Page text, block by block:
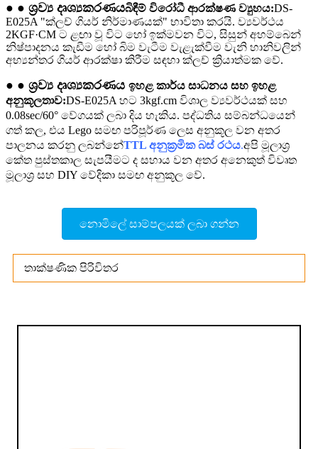
● ● ශ්‍රව්‍ය දෘශ්‍යකරණයබිඳීම් විරෝධී ආරක්ෂණ ව්‍යුහය:DS-
E025A "ක්ලච් ගියර් නිර්මාණයක්" භාවිතා කරයි. ව්‍යවර්ථය
2KGF·CM ට ළඟා වූ විට හෝ ඉක්මවන විට, සිසුන් අහම්බෙන්
නිෂ්පාදනය කැඩීම හෝ බිම වැටීම වැළැක්වීම වැනි හානිවලින්
අභ්‍යන්තර ගියර් ආරක්ෂා කිරීම සඳහා ක්ලච් ක්‍රියාත්මක වේ.
● ● ශ්‍රව්‍ය දෘශ්‍යකරණය ඉහළ කාර්ය සාධනය සහ ඉහළ
අනුකූලතාව:DS-E025A හට 3kgf.cm විශාල ව්‍යවර්ථයක් සහ
0.08sec/60° වේගයක් ලබා දිය හැකිය. පද්ධතිය සම්බන්ධයෙන්
ගත් කල, එය Lego සමඟ පරිපූර්ණ ලෙස අනුකූල වන අතර
පාලනය කරනු ලබන්නේTTL අනුක්‍රමික බස් රථය.අපි මූලාශ්‍ර
කේත පුස්තකාල සැපයීමට ද සහාය වන අතර අනෙකුත් විවෘත
මූලාශ්‍ර සහ DIY වේදිකා සමඟ අනුකූල වේ.
නොමිලේ සාම්පලයක් ලබා ගන්න
තාක්ෂණික පිරිවිතර